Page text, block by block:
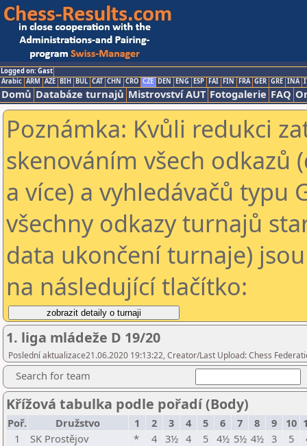
Logged on: Gast
Arabic ARM AZE BIH BUL CAT CHN CRO CZE DEN ENG ESP FAI FIN FRA GER GRE INA
Domů Databáze turnajů Mistrovství AUT Fotogalerie FAQ
Poznámka: Kvůli redukci
skenováním všech odkazů
a více) a vyhledávačů typu
všechny odkazy turnajů
data ukončení turnaje)
na následující tlačítko:
1. liga mládeže D 19/20
Poslední aktualizace21.06.2020 19:13:22, Creator/Last Upload: Chess
Search for team
Křížová tabulka podle pořadí (Body)
Poř. Družstvo 1 2 3 4 5 6 7 8 9 10
1
SK Prostějov * 4 3½ 4 5 4½ 5½ 4½ 3 5